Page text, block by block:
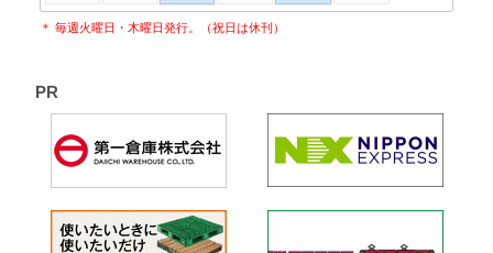
＊ 毎週火曜日・木曜日発行。（祝日は休刊）